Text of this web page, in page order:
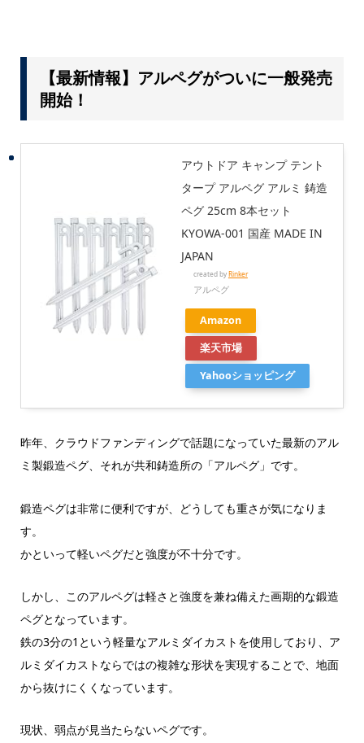
【最新情報】アルペグがついに一般発売
開始！
アウトドア キャンプ テント
タープ アルペグ アルミ 鋳造
ペグ 25cm 8本セット
KYOWA-001 国産 MADE IN
JAPAN
created by Rinker
アルペグ
Amazon
楽天市場
Yahooショッピング
昨年、クラウドファンディングで話題になっていた最新のアル
ミ製鍛造ペグ、それが共和鋳造所の「アルペグ」です。
鍛造ペグは非常に便利ですが、どうしても重さが気になりま
す。
かといって軽いペグだと強度が不十分です。
しかし、このアルペグは軽さと強度を兼ね備えた画期的な鍛造
ペグとなっています。
鉄の3分の1という軽量なアルミダイカストを使用しており、ア
ルミダイカストならではの複雑な形状を実現することで、地面
から抜けにくくなっています。
現状、弱点が見当たらないペグです。